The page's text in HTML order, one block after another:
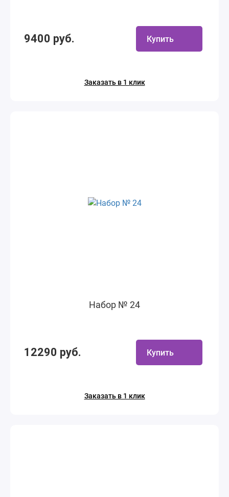
9400 руб. Купить
Заказать в 1 клик
Набор № 24
12290 руб. Купить
Заказать в 1 клик